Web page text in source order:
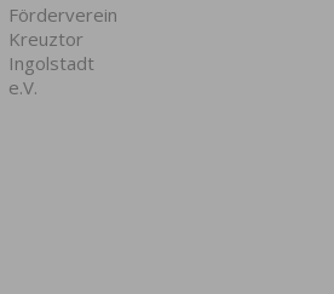
Förderverein
Kreuztor
Ingolstadt
e.V.